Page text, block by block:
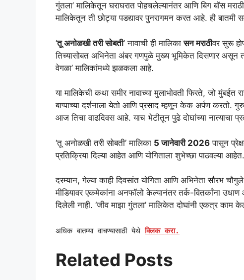
गुंतला’ मालिकेतून घराघरात पोहचलेल्यानंतर आणि बिग बॉस
मालिकेतून ती छोट्या पडद्यावर पुनरागमन करत आहे. ही बातमी
‘तू अनोळखी तरी सोबती’ नावाची ही मालिकासन मराठीवर सुरू
तिच्यासोबत अभिनेता अंबर गणपुळे मुख्य भूमिकेत दिसणार असून तो
वेगळा’ मालिकांमध्ये झळकला आहे.
या मालिकेची कथा समीर नावाच्या मुलाभोवती फिरते, जो मुंबईत
बाप्पाच्या दर्शनाला येतो आणि प्रसाद म्हणून केक अर्पण करतो.
आज तिचा वाढदिवस आहे. याच भेटीतून पुढे दोघांच्या नात्याचा
‘तू अनोळखी तरी सोबती’ मालिका 5 जानेवारी 2026 पासून
प्रतिक्रिया दिल्या आहेत आणि योगिताला शुभेच्छा पाठवल्या आहेत.
दरम्यान, गेल्या काही दिवसांत योगिता आणि अभिनेता सौरभ
मीडियावर एकमेकांना अनफॉलो केल्यानंतर तर्क-वितर्कांना
दिलेली नाही. ‘जीव माझा गुंतला’ मालिकेत दोघांनी एकत्र काम
अधिक बातम्या वाचण्यासाठी येथेक्लिक करा.
Related Posts